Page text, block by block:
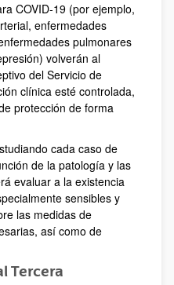
COVID-19 (por ejemplo,
enfermedades
pulmonares
volverán al
del Servicio de
clínica esté controlada,
protección de forma
cada caso de
de la patología y las
evaluar a la existencia
sensibles y
las medidas de
así como de
Tercera